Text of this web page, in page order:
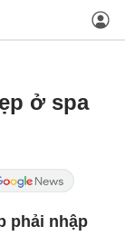
ở spa
phải nhập